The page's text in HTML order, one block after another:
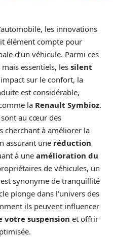
les innovations
élément compte pour
d’un véhicule. Parmi ces
essentiels, les silent
sur le confort, la
est considérable,
la Renault Symbioz.
sont au cœur des
cherchant à améliorer la
assurant une réduction
à uneamélioration du
de véhicules, un
synonyme de tranquillité
plonge dans l’univers des
ils peuvent influencer
suspension et offrir